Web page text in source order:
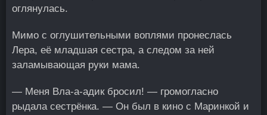
оглянулась.
Мимо с оглушительными воплями пронеслась
Лера, её младшая сестра, а следом за ней
заламывающая руки мама.
— Меня Вла-а-адик бросил! — громогласно
рыдала сестрёнка. — Он был в кино с Маринкой и